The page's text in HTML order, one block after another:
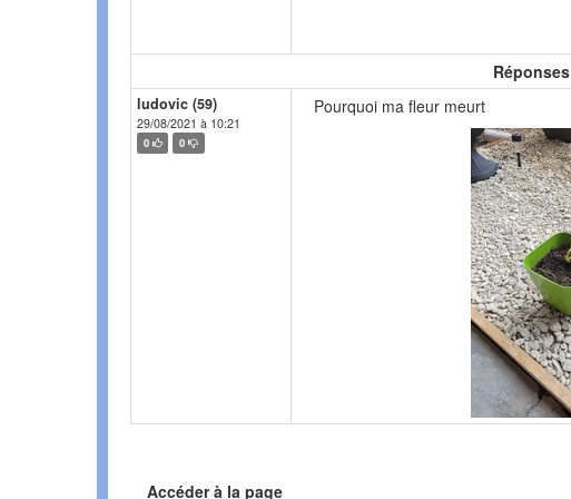
Réponses
ludovic (59)
29/08/2021 à 10:21
0 0
Pourquoi ma fleur meurt
Accéder à la page